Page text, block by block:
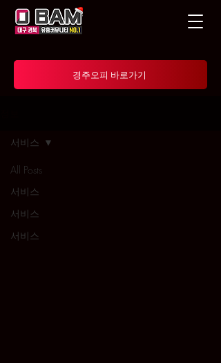
경주오피 바로가기
All Posts
서비스
서비스
서비스
서비스